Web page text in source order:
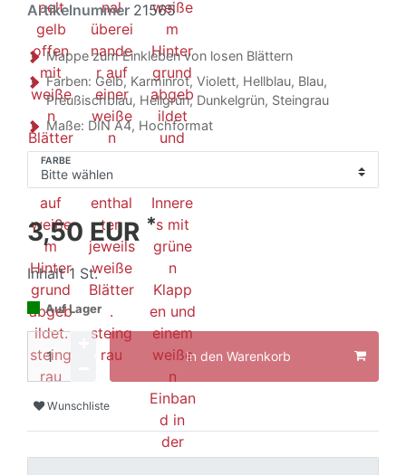
Artikelnummer 21565
Mappe zum Einkleben von losen Blättern
Farben: Gelb, Karminrot, Violett, Hellblau, Blau,
Preußischblau, Hellgrün, Dunkelgrün, Steingrau
Maße: DIN A4, Hochformat
FARBE
3,50 EUR *
Inhalt1 St.
Auf Lager
In den Warenkorb
Wunschliste